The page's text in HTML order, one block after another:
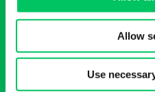
Allow
Use
Vuoi un
servizi doganali?